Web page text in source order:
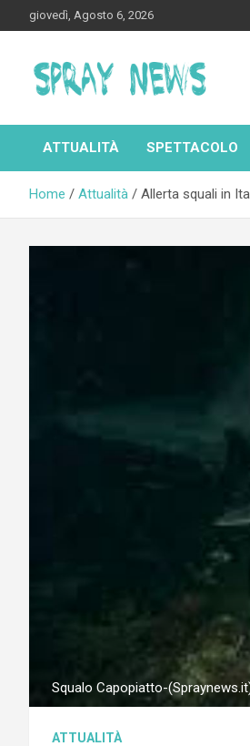
to
giovedì, Agosto 6, 2026
Spraynews.it
ATTUALITÀ SPETTACOLO
Home Attualità Allerta squali in
Squalo Capopiatto-
ATTUALITÀ